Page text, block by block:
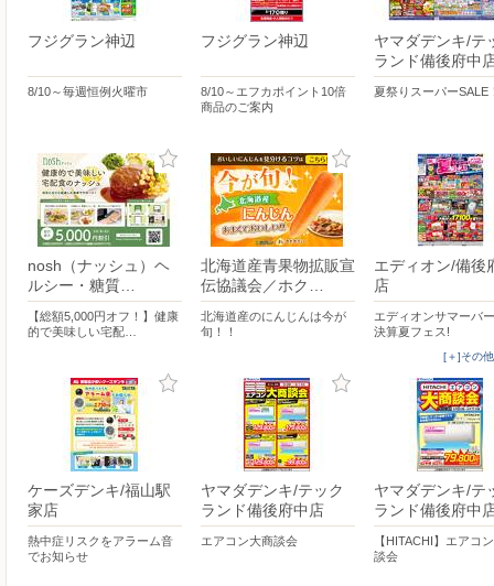
フジグラン神辺
8/10～毎週恒例火曜市
フジグラン神辺
8/10～エフカポイント10倍
商品のご案内
ヤマダデンキ/テ
ランド備後府中
夏祭りスーパーSALE
nosh（ナッシュ）ヘ
ルシー・糖質…
【総額5,000円オフ！】健康
的で美味しい宅配…
北海道産青果物拡販宣
伝協議会／ホク…
北海道産のにんじんは今が
旬！！
エディオン/備後
店
エディオンサマーバ
決算夏フェス!
[＋]その
ケーズデンキ/福山駅
家店
熱中症リスクをアラーム音
でお知らせ
ヤマダデンキ/テック
ランド備後府中店
エアコン大商談会
ヤマダデンキ/テ
ランド備後府中
【HITACHI】エアコ
談会